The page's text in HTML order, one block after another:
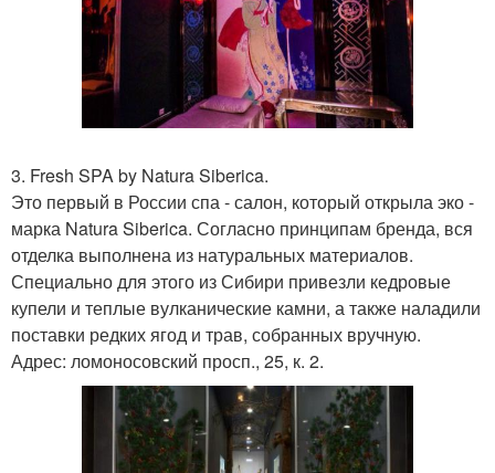
3. Fresh SPA by Natura Siberica.
Это первый в России спа - салон, который открыла эко -
марка Natura Siberica. Согласно принципам бренда, вся
отделка выполнена из натуральных материалов.
Специально для этого из Сибири привезли кедровые
купели и теплые вулканические камни, а также наладили
поставки редких ягод и трав, собранных вручную.
Адрес: ломоносовский просп., 25, к. 2.